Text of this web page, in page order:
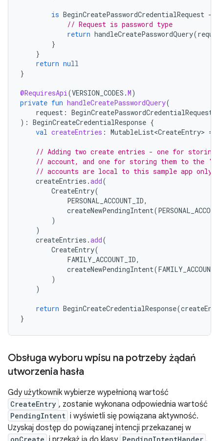
is BeginCreatePasswordCredentialRequest -
// Request is password type
return handleCreatePasswordQuery(
}
}
return null
}
@RequiresApi(VERSION_CODES .M)
private fun handleCreatePasswordQuery(
request : BeginCreatePasswordCredentialRequest
): BeginCreateCredentialResponse {
val createEntries : MutableList<CreateEntry> =
// Adding two create entries - one for
// account, and one for storing them to the
// accounts are local to this sample app only.
createEntries .add(
CreateEntry(
PERSONAL_ACCOUNT_ID,
createNewPendingIntent(
)
)
createEntries .add(
CreateEntry(
FAMILY_ACCOUNT_ID,
createNewPendingIntent(
)
)
return BeginCreateCredentialResponse(
}
Obsługa wyboru wpisu na potrzeby żądań
utworzenia hasła
Gdy użytkownik wybierze wypełnioną wartość
CreateEntry , zostanie wykonana odpowiednia wartość
PendingIntent i wyświetli się powiązana aktywność.
Uzyskaj dostęp do powiązanej intencji przekazanej w